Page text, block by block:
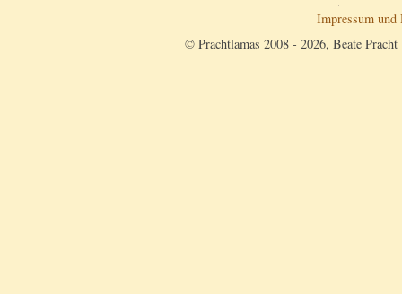
Impressum und
© Prachtlamas 2008 - 2026, Beate Pracht